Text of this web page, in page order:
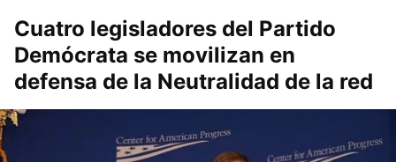
Cuatro legisladores del Partido
Demócrata se movilizan en
defensa de la Neutralidad de la red